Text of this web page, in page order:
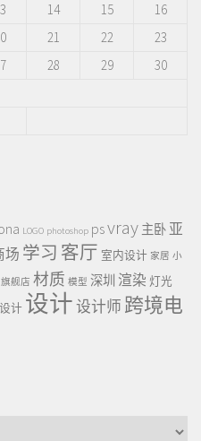
14 15
16
21 22
23
28 29
30
LOGO photoshop psvray 主卧 亚
场 学习 客厅 室内设计 家居 小
旗舰店 材质 模型 深圳 渲染 灯光
设计 设计设计师 跨境电